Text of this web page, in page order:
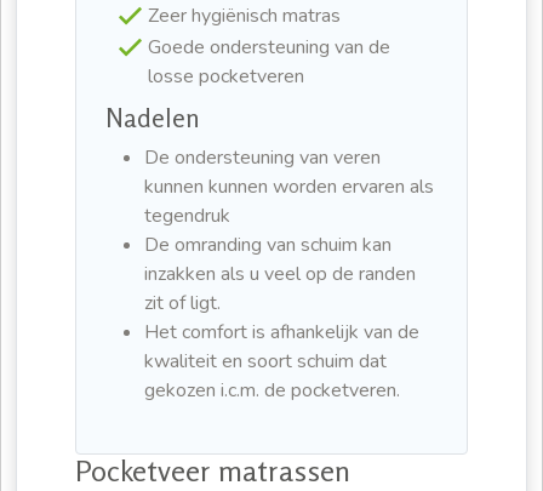
Zeer hygiënisch matras
Goede ondersteuning van de
losse pocketveren
Nadelen
De ondersteuning van veren
kunnen kunnen worden ervaren als
tegendruk
De omranding van schuim kan
inzakken als u veel op de randen
zit of ligt.
Het comfort is afhankelijk van de
kwaliteit en soort schuim dat
gekozen i.c.m. de pocketveren.
Pocketveer matrassen